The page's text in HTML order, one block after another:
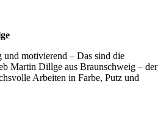
und motivierend – Das sind die
Martin Dillge aus Braunschweig – der
Arbeiten in Farbe, Putz und